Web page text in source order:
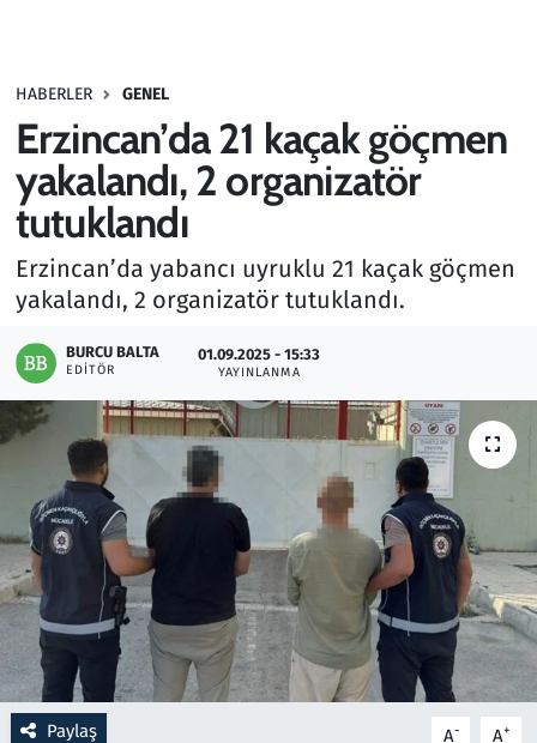
HABERLER GENEL
Erzincan’da 21 kaçak göçmen
yakalandı, 2 organizatör
tutuklandı
Erzincan’da yabancı uyruklu 21 kaçak göçmen
yakalandı, 2 organizatör tutuklandı.
BURCU BALTA
EDITÖR
01.09.2025 - 15:33
YAYINLANMA
Paylaş A- A+
Haber
Kültür Sanat
Kurumsal Haberler
Lezzet Durağı
Memur ve Kamu
Otomobil
Oyun
Ramazan
Resmi İlanlar
Rüya Tabirleri
Sağlık